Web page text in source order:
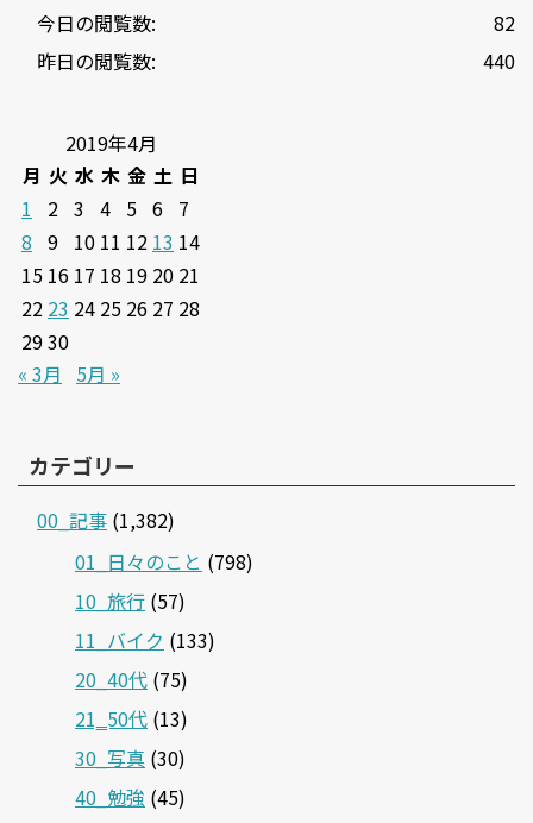
82
今日の閲覧数:
440
昨日の閲覧数:
2019年4月
月 火 水 木 金 土 日
1
2 3 4 5 6 7
8 9 10 11 12 13 14
15 16 17 18 19 20 21
22 23 24 25 26 27 28
2930
« 3月
5月 »
カテゴリー
00_記事 (1,382)
01_日々のこと (798)
10_旅行 (57)
11_バイク (133)
20_40代 (75)
21‗50代 (13)
30_写真 (30)
40_勉強 (45)